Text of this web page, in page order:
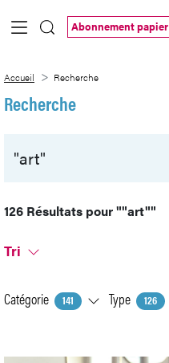
Saut au contenu principal
Abonnement papier
Accueil Recherche
Recherche
126 Résultats pour""art""
Tri
Catégorie 141 Type 126